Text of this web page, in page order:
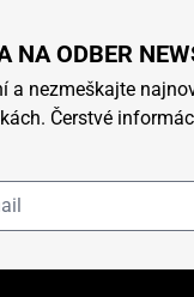
NA ODBER
a nezmeškajte
Čerstvé